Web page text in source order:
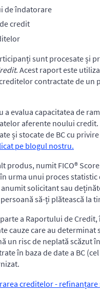
de îndatorare
credit
sunt procesate și
. Acest raport este
contractate de un
evalua capacitatea de
aferente noului
și stocate de BC cu
pe blogul nostru.
produs, numit FICO®
urma unui proces
solicitant sau
să-ți plătească la
a Raportului de
cauze care au
un risc de neplată scăzut
în baza de date a BC
creditelor -